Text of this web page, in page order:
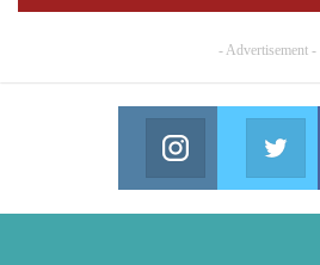
- Advertisement -
Facebook
Join us on Facebook
Twitter
Join us on Twitter